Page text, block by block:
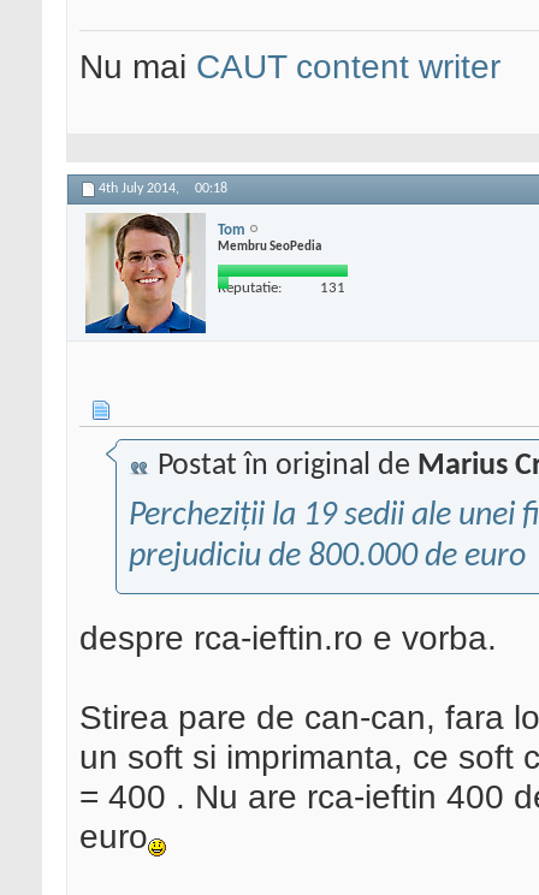
Nu mai CAUT content writer
4th July 2014, 00:18
Tom
Membru SeoPedia
Reputatie: 131
Postat în original de Marius
Percheziţii la 19 sedii ale
prejudiciu de 800.000 de euro
despre rca-ieftin.ro e vorba.
Stirea pare de can-can, fara
un soft si imprimanta, ce soft
= 400 . Nu are rca-ieftin 400
euro